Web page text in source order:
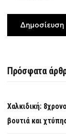
Πρόσφατα
Χαλκιδική:
βουτιά και